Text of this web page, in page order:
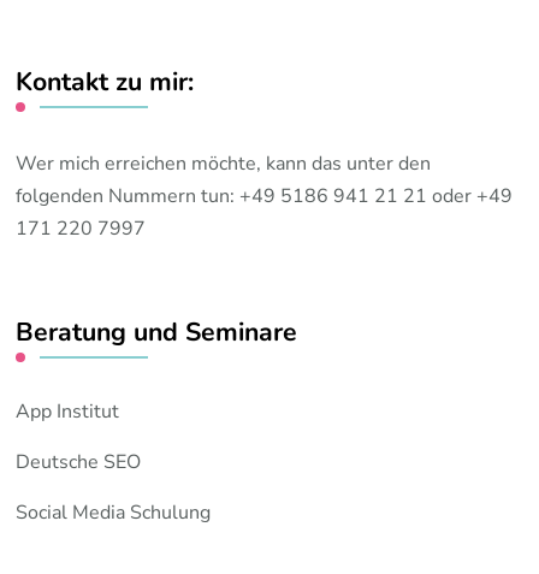
Kontakt zu mir:
Wer mich erreichen möchte, kann das unter den
folgenden Nummern tun: +49 5186 941 21 21 oder +49
171 220 7997
Beratung und Seminare
App Institut
Deutsche SEO
Social Media Schulung